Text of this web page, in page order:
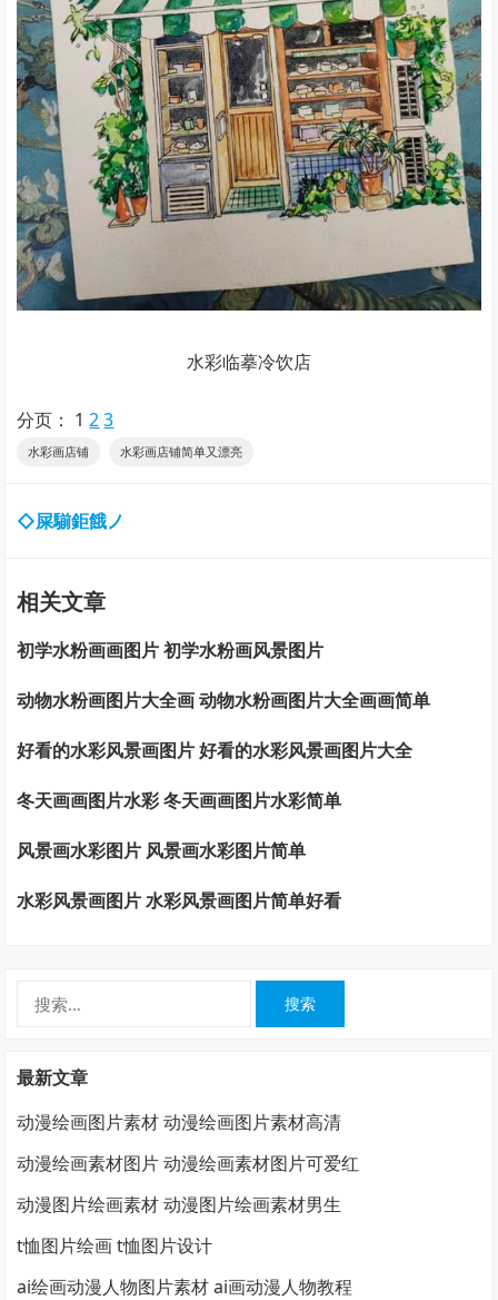
水彩临摹冷饮店
分页： 1 2 3
水彩画店铺 水彩画店铺简单又漂亮
◇屎騚鉅餓ノ
相关文章
初学水粉画画图片 初学水粉画风景图片
动物水粉画图片大全画 动物水粉画图片大全画画简单
好看的水彩风景画图片 好看的水彩风景画图片大全
冬天画画图片水彩 冬天画画图片水彩简单
风景画水彩图片 风景画水彩图片简单
水彩风景画图片 水彩风景画图片简单好看
最新文章
动漫绘画图片素材 动漫绘画图片素材高清
动漫绘画素材图片 动漫绘画素材图片可爱红
动漫图片绘画素材 动漫图片绘画素材男生
t恤图片绘画 t恤图片设计
ai绘画动漫人物图片素材 ai画动漫人物教程